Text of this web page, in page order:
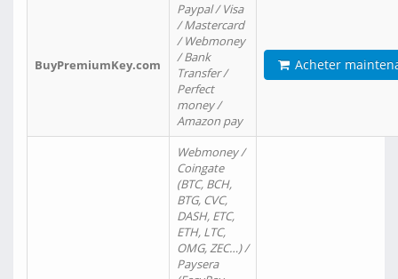
BuyPremiumKey.com
Paypal / Visa
/ Mastercard
/ Webmoney
/ Bank
Transfer /
Perfect
money /
Amazon pay
Acheter
Webmoney /
Coingate
(BTC, BCH,
BTG, CVC,
DASH, ETC,
ETH, LTC,
OMG, ZEC…) /
Paysera